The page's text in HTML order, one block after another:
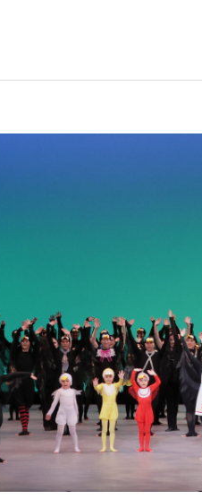
舞踊コンクール 出場報告